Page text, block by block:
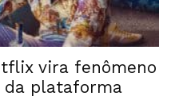
vira fenômeno
da plataforma